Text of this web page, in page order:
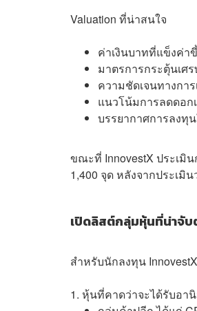
Valuation ที่น่าสนใจ
ค่าเงินบาทที่แข็งค่า
มาตรการกระตุ้นเศ
ความชัดเจนทางกา
แนวโน้มการลดดอก
บรรยากาศการลงทุ
ขณะที่ InnovestX ประเมิ
1,400 จุด หลังจากประเมิ
เปิดลิสต์กลุ่มหุ้นที่น่าจับ
สำหรับนักลงทุน
1. หุ้นที่คาดว่าจะได้รับอา